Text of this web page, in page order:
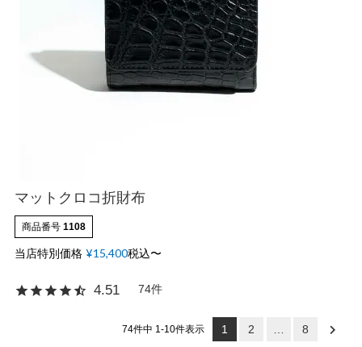
ンズ
OUTLET
マットクロコ折財布
商品番号 1108
当店特別価格 ¥15,400税込〜
4.51 74
74件中 1 -10件表示 1 2 8